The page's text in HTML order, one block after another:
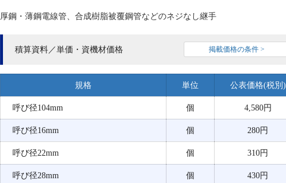
厚鋼・薄鋼電線管、合成樹脂被覆鋼管などのネジなし継手
積算資料／単価・資機材価格 掲載価格の条件 >
規格 単位 公表価格(税別)
呼び径104mm 個 4,580円
呼び径16mm 個 280円
呼び径22mm 個 310円
呼び径28mm 個 430円